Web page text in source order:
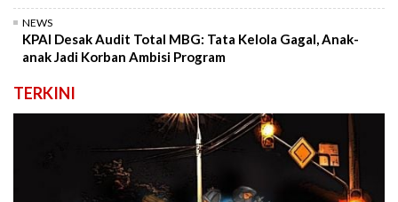
NEWS
KPAI Desak Audit Total MBG: Tata Kelola Gagal, Anak-
anak Jadi Korban Ambisi Program
TERKINI